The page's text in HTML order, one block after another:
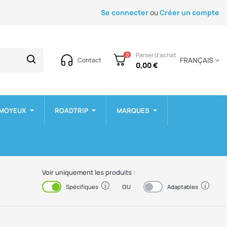
Se connecterouCréer un compte
Contact
0 Panier d'achat
0,00 €
FRANÇAIS
ROADTRIP MARQUES
Voir uniquement les produits :
Activé Spécifiques OU DésactivéAdaptables